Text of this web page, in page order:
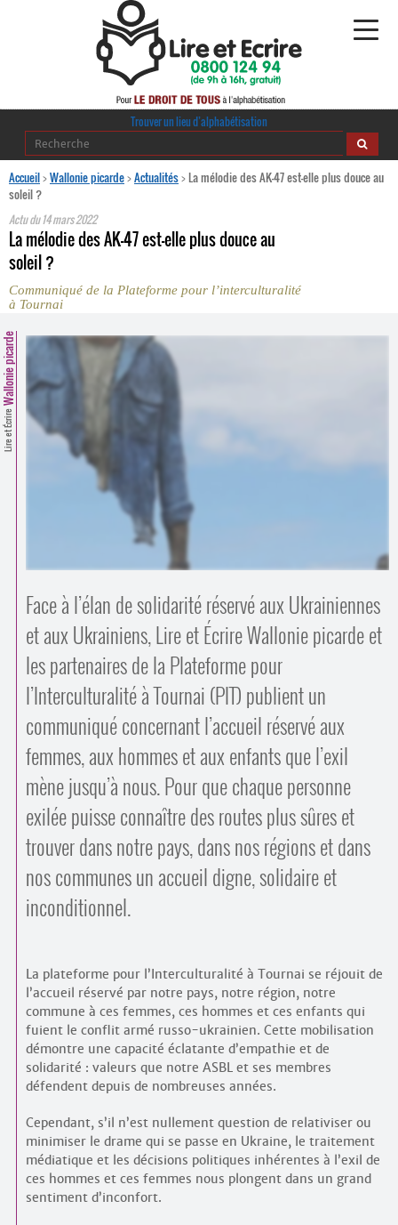
Alphabétisation
Regards croisés
Trouver un lieu d’alphabétisation
Accueil>Wallonie picarde>Actualités>La mélodie des AK-47 est-elle plus douce au
soleil ?
Actu du14 mars 2022
La mélodie des AK-47 est-elle plus douce au
soleil ?
Communiqué de la Plateforme pour l’interculturalité
à Tournai
Lire et Écrire
Wallonie picarde
Face à l’élan de solidarité réservé aux Ukrainiennes
et aux Ukrainiens, Lire et Écrire Wallonie picarde et
les partenaires de la Plateforme pour
l’Interculturalité à Tournai (PIT) publient un
communiqué concernant l’accueil réservé aux
femmes, aux hommes et aux enfants que l’exil
mène jusqu’à nous. Pour que chaque personne
exilée puisse connaître des routes plus sûres et
trouver dans notre pays, dans nos régions et dans
nos communes un accueil digne, solidaire et
inconditionnel.
La plateforme pour l’Interculturalité à Tournai se réjouit de
l’accueil réservé par notre pays, notre région, notre
commune à ces femmes, ces hommes et ces enfants qui
fuient le conflit armé russo-ukrainien. Cette mobilisation
démontre une capacité éclatante d’empathie et de
solidarité : valeurs que notre ASBL et ses membres
défendent depuis de nombreuses années.
Cependant, s’il n’est nullement question de relativiser ou
minimiser le drame qui se passe en Ukraine, le traitement
médiatique et les décisions politiques inhérentes à l’exil de
ces hommes et ces femmes nous plongent dans un grand
sentiment d’inconfort.